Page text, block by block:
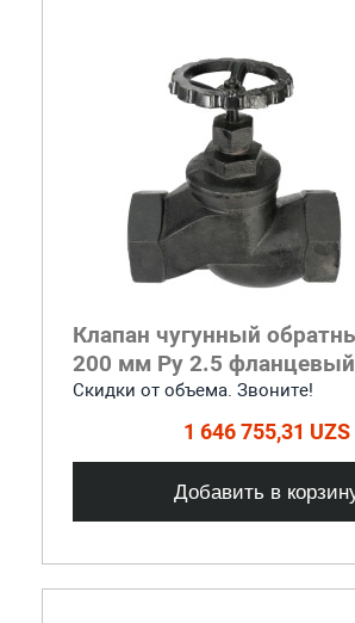
Клапан чугунный
200 мм Ру 2.5 фланцевый
Скидки от объема. Звоните!
1 646 755,31 UZS
Добавить в